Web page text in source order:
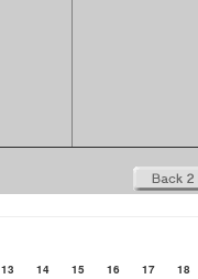
13 14 15 16 17 18